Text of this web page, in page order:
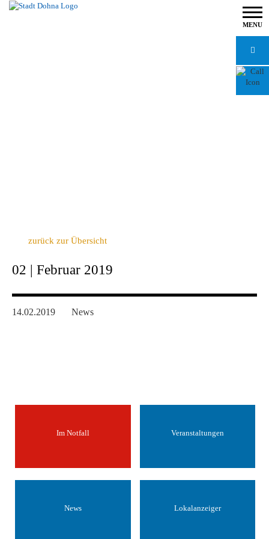
MENU
zurück zur Übersicht
02 | Februar 2019
14.02.2019 News
Im Notfall Veranstaltungen
News Lokalanzeiger